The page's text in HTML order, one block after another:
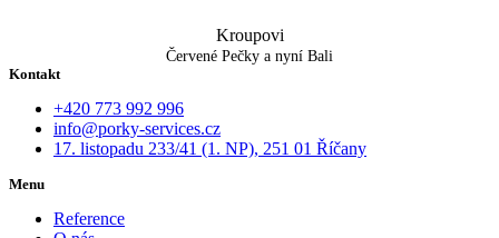
Kroupovi
Červené Pečky a nyní Bali
Kontakt
+420 773 992 996
info@porky-services.cz
17. listopadu 233/41 (1. NP), 251 01 Říčany
Menu
Reference